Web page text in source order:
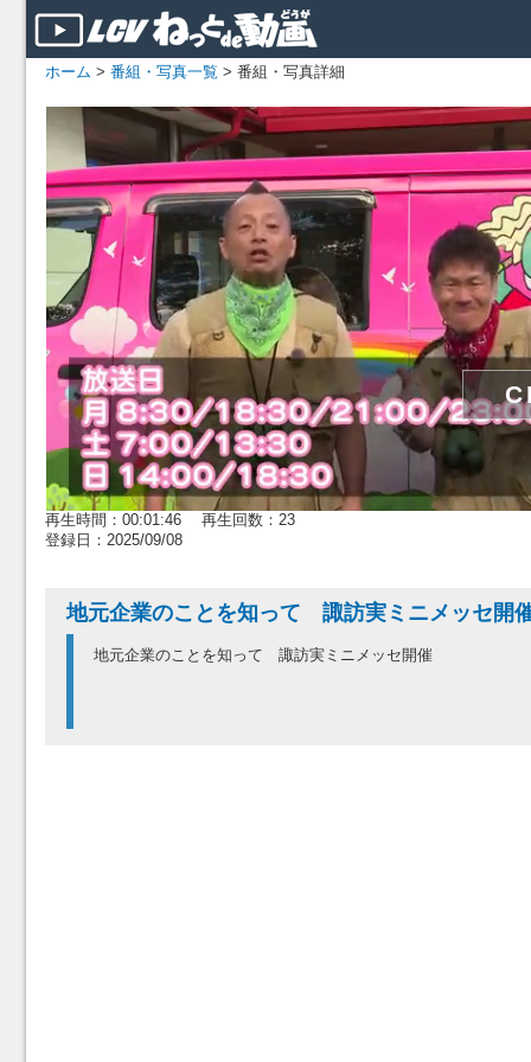
ホーム > 番組・写真一覧 > 番組・写真詳細
再生時間：00:01:46 再生回数：23
登録日：2025/09/08
地元企業のことを知って 諏訪実ミニメッセ
地元企業のことを知って 諏訪実ミニメッセ開催